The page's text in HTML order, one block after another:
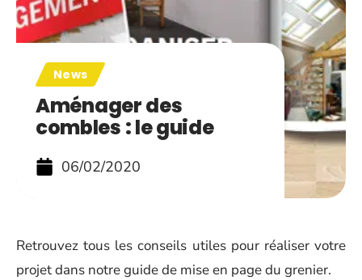
News
Aménager des
combles : le guide
06/02/2020
Retrouvez tous les conseils utiles pour réaliser votre
projet dans notre guide de mise en page du grenier.